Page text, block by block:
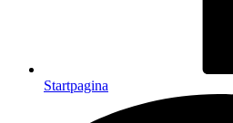
Startpagina